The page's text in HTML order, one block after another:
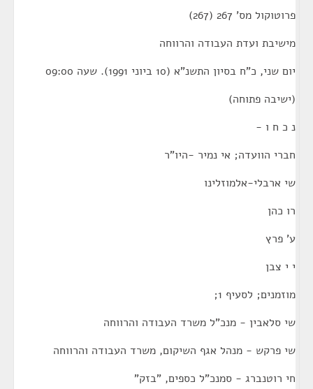
פרוטוקול מס' 267 (267)
מישיבת ועדת העבודה והרווחה
יום שני, כ"ח בסיון התשנ"א (10 ביוני 1991). שעה 09:00
(ישיבה פתוחה)
נ כ ח ו -
חברי הוועדה; אי נמיר -היו"ר
שי ארבלי-אלמוזלינו
רו כהן
ע' פרץ
י י צבן
מוזמנים; לסעיף 1;
שי סלאבין - מנכ"ל משרד העבודה והרווחה
שי פרקש - מנהל אגף השיקום, משרד העבודה והרווחה
חי רוטנברג - סמנכ"ל כספים, "בזק"